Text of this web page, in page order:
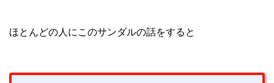
ほとんどの人にこのサンダルの話をすると